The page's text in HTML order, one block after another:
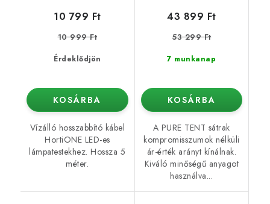
Érdeklődjön
10 799 Ft
10 999 Ft
KOSÁRBA
Vízálló hosszabbító kábel
HortiONE LED-es
lámpatestekhez. Hossza 5
méter.
7 munkanap
43 899 Ft
53 299 Ft
KOSÁRBA
A PURE TENT sátrak
kompromisszumok nélküli
ár-érték arányt kínálnak.
Kiváló minőségű anyagot
használva...